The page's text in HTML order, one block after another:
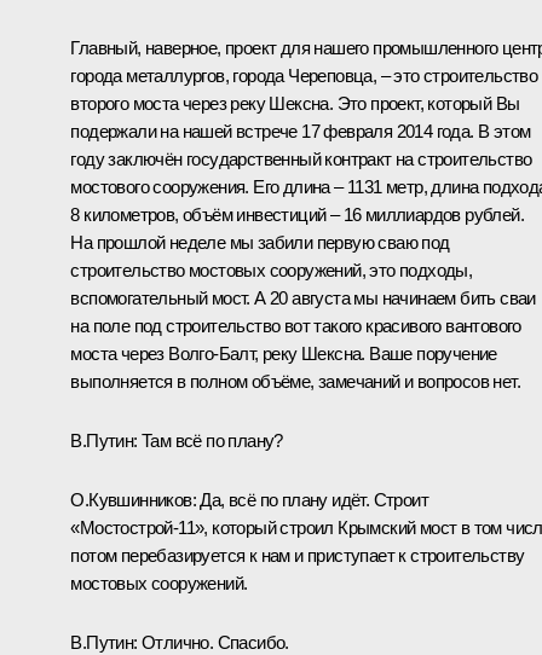
Главный, наверное, проект для нашего промышленного
города металлургов, города Череповца, – это строительство
второго моста через реку Шексна. Это проект, который Вы
подержали на нашей встрече 17 февраля 2014 года. В этом
году заключён государственный контракт на строительство
мостового сооружения. Его длина – 1131 метр, длина
8 километров, объём инвестиций – 16 миллиардов рублей.
На прошлой неделе мы забили первую сваю под
строительство мостовых сооружений, это подходы,
вспомогательный мост. А 20 августа мы начинаем бить сваи
на поле под строительство вот такого красивого вантового
моста через Волго-Балт, реку Шексна. Ваше поручение
выполняется в полном объёме, замечаний и вопросов нет.
В.Путин: Там всё по плану?
О.Кувшинников:Да, всё по плану идёт. Строит
«Мостострой-11», который строил Крымский мост в том
потом перебазируется к нам и приступает к строительству
мостовых сооружений.
В.Путин: Отлично. Спасибо.